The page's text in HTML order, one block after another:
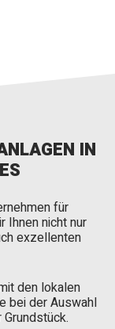
IN
für
Ihnen nicht nur
exzellenten
den lokalen
bei der Auswahl